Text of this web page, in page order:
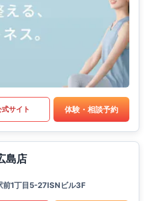
式サイト 体験・相談予約
島店
前1丁目5-27ISNビル3F